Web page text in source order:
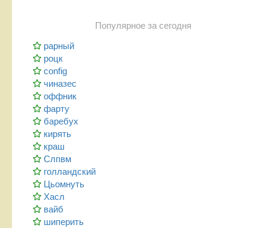
Популярное за сегодня
рарный
роцк
config
чиназес
оффник
фарту
баребух
кирять
краш
Слпвм
голландский
Цьомнуть
Хасл
вайб
шиперить